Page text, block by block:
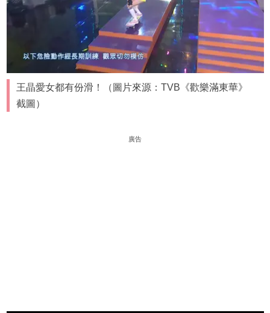
王晶愛女都有份滑！（圖片來源：TVB《歡樂滿東華》
截圖）
廣告